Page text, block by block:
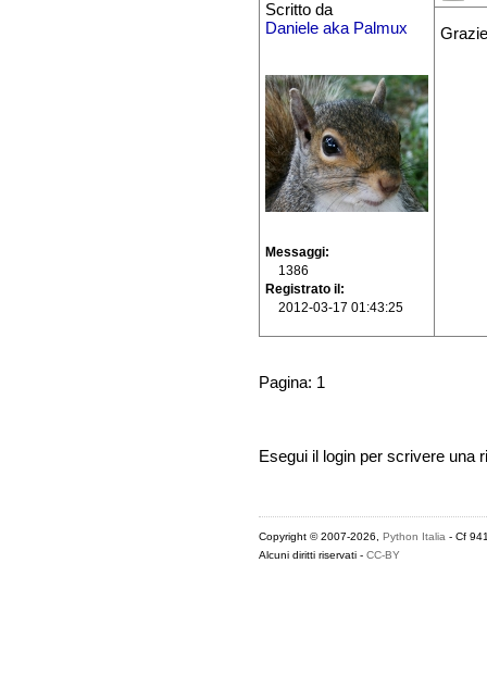
Scritto da
Daniele aka Palmux
Messaggi
1386
Registrato il
2012-03-17 01:43:25
Pagina: 1
Esegui il login per scrivere una
Copyright © 2007-2026, Python Italia- Cf
Alcuni diritti riservati - CC-BY